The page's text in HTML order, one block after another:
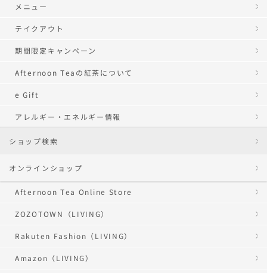
メニュー
テイクアウト
期間限定キャンペーン
Afternoon Teaの紅茶について
e Gift
アレルギー・エネルギー情報
ショップ検索
オンラインショップ
Afternoon Tea Online Store
ZOZOTOWN（LIVING）
Rakuten Fashion（LIVING）
Amazon（LIVING）